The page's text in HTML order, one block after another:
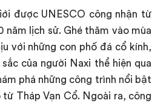
được UNESCO công nhận từ
lịch sử. Ghé thăm vào mùa
với những con phố đá cổ kính,
của người Naxi thể hiện qua
phá những công trình nổi bật
Tháp Vạn Cổ. Ngoài ra, công